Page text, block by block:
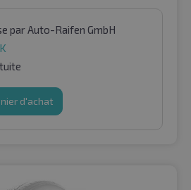
par Auto-Raifen GmbH
d'achat